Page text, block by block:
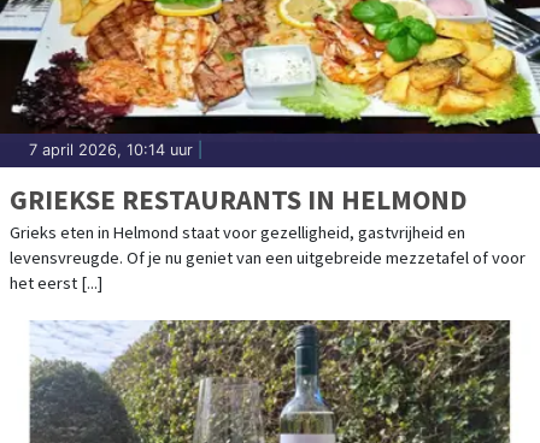
7 april 2026, 10:14 uur
GRIEKSE RESTAURANTS IN HELMOND
Grieks eten in Helmond staat voor gezelligheid, gastvrijheid en
levensvreugde. Of je nu geniet van een uitgebreide mezzetafel of voor
het eerst [...]